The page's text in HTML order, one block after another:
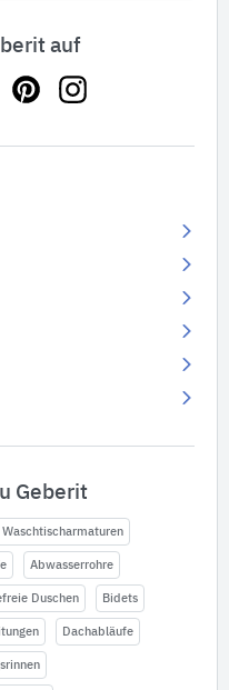
auf
Geberit
Waschtischarmaturen
Abwasserrohre
Duschen Bidets
Dachabläufe